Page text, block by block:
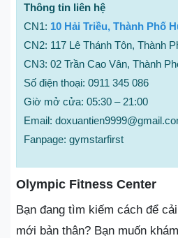
Thông tin liên hệ
CN1: 10 Hải Triều, Thành Phố
CN2: 117 Lê Thánh Tôn, Thành
CN3: 02 Trần Cao Vân, Thành
Số điện thoại: 0911 345 086
Giờ mở cửa: 05:30 – 21:00
Email:
Fanpage: gymstarfirst
Olympic Fitness Center
Bạn đang tìm kiếm cách để
mới bản thân? Bạn muốn